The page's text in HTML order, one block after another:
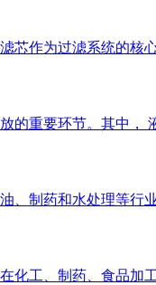
芯作为过滤系统的
重要环节。其中，
制药和水处理等行
工、制药、食品